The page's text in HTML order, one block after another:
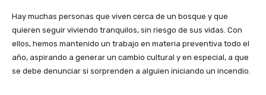
Hay muchas personas que viven cerca de un bosque y que
quieren seguir viviendo tranquilos, sin riesgo de sus vidas. Con
ellos, hemos mantenido un trabajo en materia preventiva todo el
año, aspirando a generar un cambio cultural y en especial, a que
se debe denunciar si sorprenden a alguien iniciando un incendio.